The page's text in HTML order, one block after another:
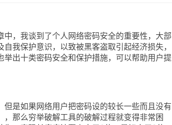
中，我谈到了个人网络密码安全的重要性，大部
我保护意识，以致被黑客盗取引起经济损失，
出十类密码安全和保护措施，可以帮助用户提
是如果网络用户把密码设的较长一些而且没有
那么穷举破解工具的破解过程就变得非常困